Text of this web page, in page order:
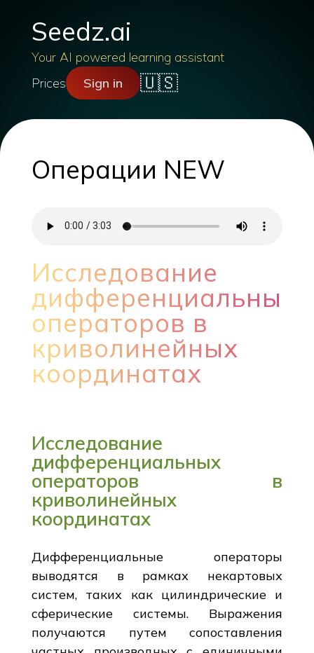
Seedz.ai
Your AI powered learning assistant
Prices
Sign in 🇺🇸
Операции NEW
Исследование
дифференциальных
операторов в
криволинейных
координатах
Исследование
дифференциальных
операторов в
криволинейных
координатах
Дифференциальные операторы
выводятся в рамках некартовых
систем, таких как цилиндрические и
сферические системы. Выражения
получаются путем сопоставления